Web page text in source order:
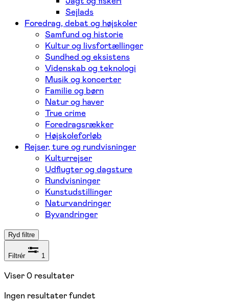
Sejlads
Foredrag, debat og højskoler
Samfund og historie
Kultur og livsfortællinger
Sundhed og eksistens
Videnskab og teknologi
Musik og koncerter
Familie og børn
Natur og haver
True crime
Foredragsrækker
Højskoleforløb
Rejser, ture og rundvisninger
Kulturrejser
Udflugter og dagsture
Rundvisninger
Kunstudstillinger
Naturvandringer
Byvandringer
Ryd filtre
Filtrér 1
Viser0 resultater
Ingen resultater fundet